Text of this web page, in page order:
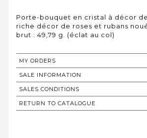
Porte-bouquet en cristal à décor
riche décor de roses et rubans
brut : 49,79 g. (éclat au col)
MY ORDERS
SALE INFORMATION
SALES CONDITIONS
RETURN TO CATALOGUE